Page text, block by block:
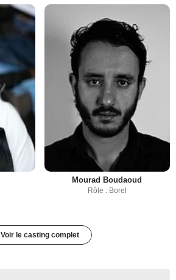
Mourad Boudaoud
Rôle : Borel
Voir le casting complet